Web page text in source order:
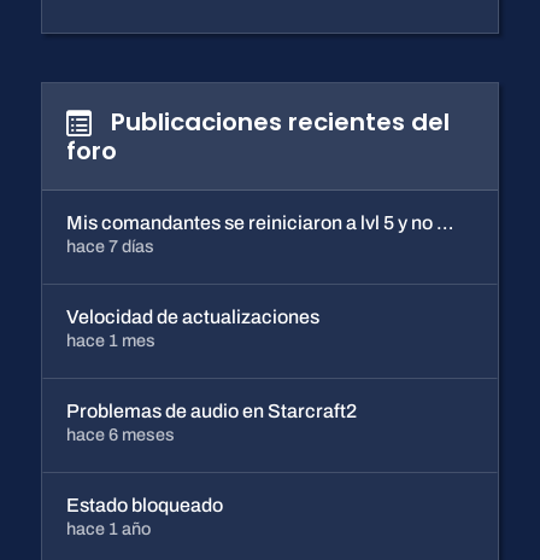
Publicaciones recientes del
foro
Mis comandantes se reiniciaron a lvl 5 y no me deja subirlos
hace 7 días
Velocidad de actualizaciones
hace 1 mes
Problemas de audio en Starcraft2
hace 6 meses
Estado bloqueado
hace 1 año